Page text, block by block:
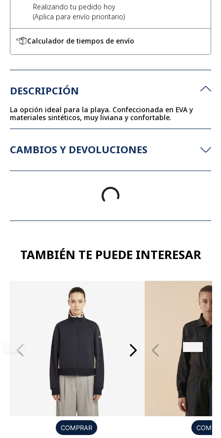
Realizando tu pedido hoy
Calculador de tiempos de envío
DESCRIPCIÓN
La opción ideal para la playa. Confeccionada en EVA y
materiales sintéticos, muy liviana y confortable.
CAMBIOS Y DEVOLUCIONES
TAMBIÉN TE PUEDE INTERESAR
COMPRAR